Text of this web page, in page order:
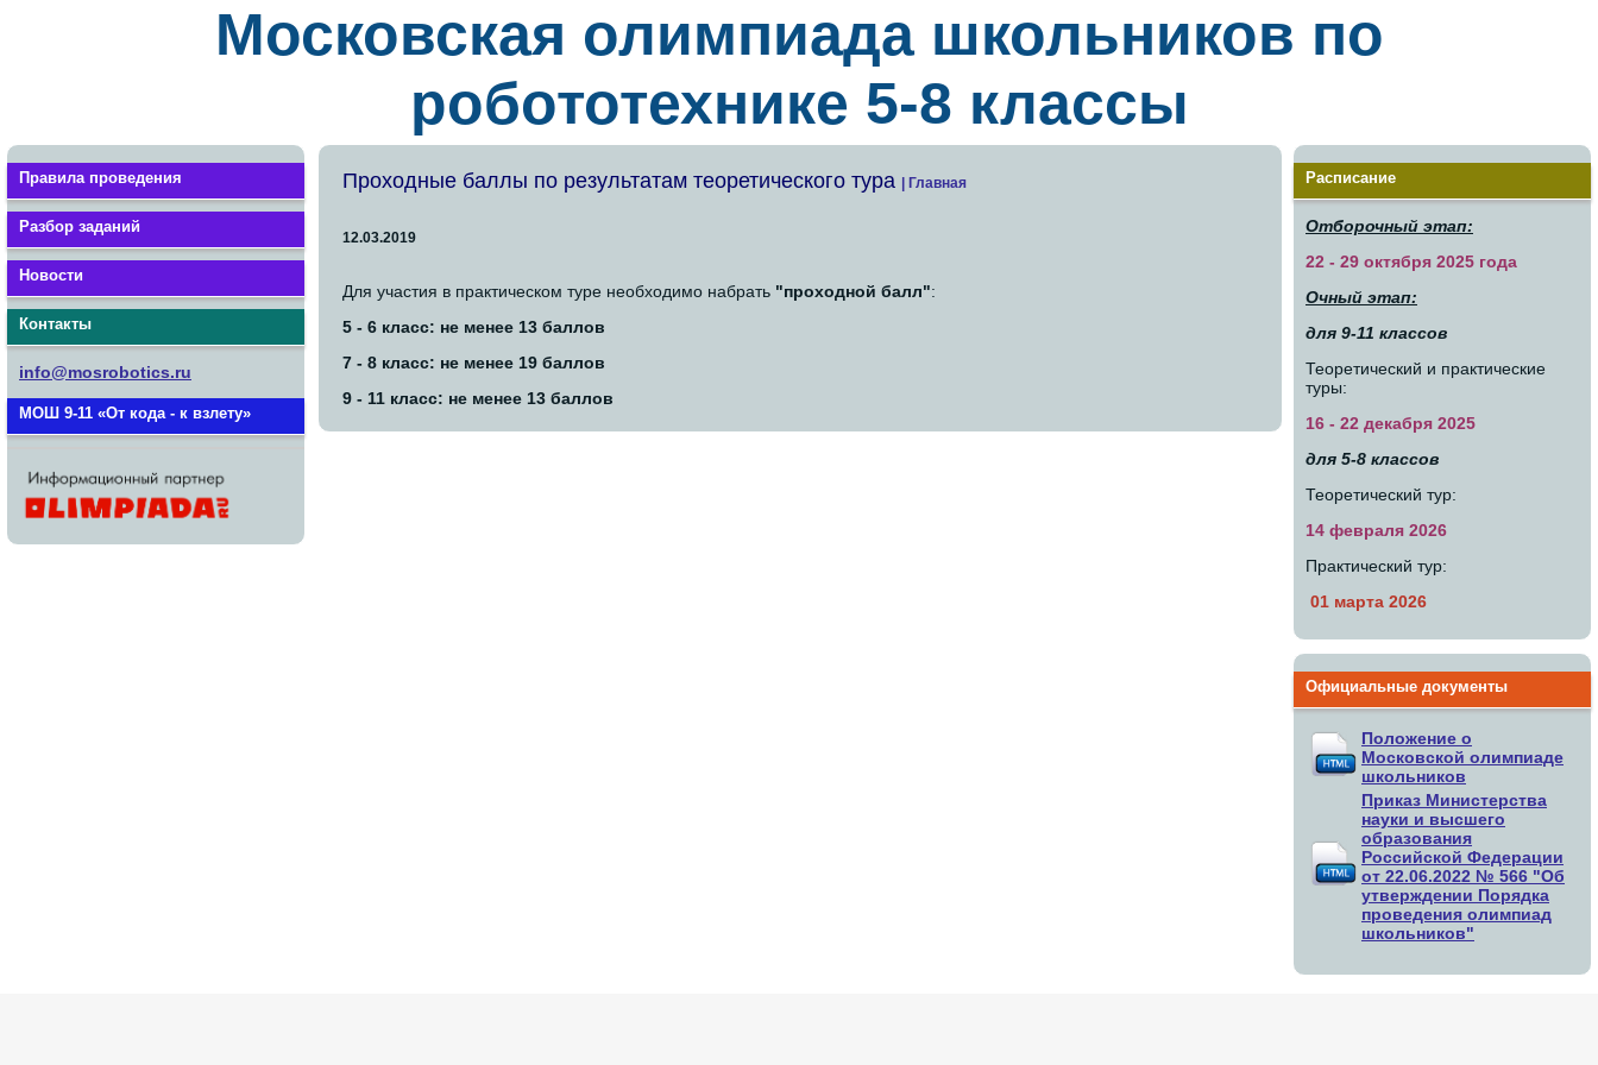
Московская олимпиада школьников по
робототехнике 5-8 классы
Правила проведения
Разбор заданий
Новости
Контакты
info@mosrobotics.ru
МОШ 9-11 «От кода - к взлету»
Проходные баллы по результатам теоретического тура | Главная
12.03.2019
Для участия в практическом туре необходимо набрать "проходной балл":
5 - 6 класс: не менее 13 баллов
7 - 8 класс: не менее 19 баллов
9 - 11 класс: не менее 13 баллов
Расписание
Отборочный этап:
22 - 29 октября 2025 года
Очный этап:
для 9-11 классов
Теоретический и практические
туры:
16 - 22 декабря 2025
для 5-8 классов
Теоретический тур:
14 февраля 2026
Практический тур:
01 марта 2026
Официальные документы
Положение о
Московской олимпиаде
школьников
Приказ Министерства
науки и высшего
образования
Российской Федерации
от 22.06.2022 № 566 "Об
утверждении Порядка
проведения олимпиад
школьников"